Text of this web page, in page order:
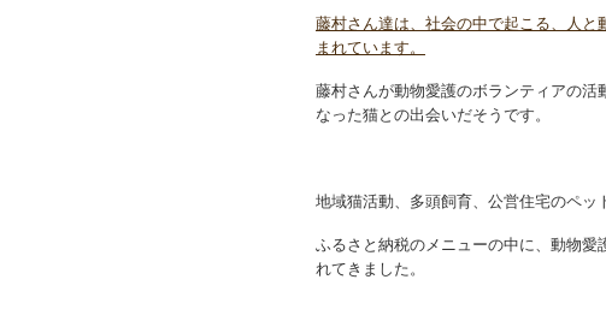
藤村さん達は、 社会の中で起こる、人と
まれています。
藤村さんが動物愛護のボランティアの活
なった猫との出会いだそうです。
地域猫活動、多頭飼育、公営住宅のペッ
ふるさと納税のメニューの中に、動物愛
れてきました。